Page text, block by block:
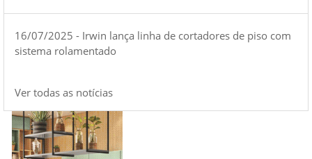
16/07/2025 - Irwin lança linha de cortadores de piso com
sistema rolamentado
Ver todas as notícias